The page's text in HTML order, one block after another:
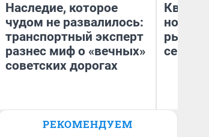
Наследие, которое
чудом не развалилось:
транспортный эксперт
разнес миф о «вечных»
советских дорогах
Блогер, предприниматель,
но
рынок
РЕКОМЕНДУЕМ